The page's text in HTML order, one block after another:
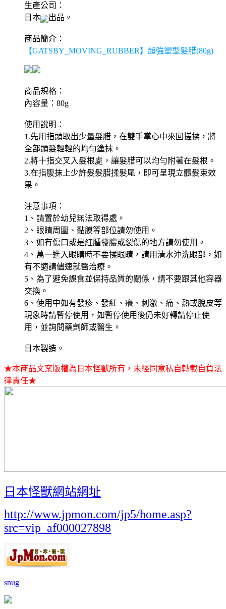
生產公司：
日本
出品。
商品簡介：
【GATSBY_MOVING_RUBBER】超強塑型髮腊(80g)
商品規格：
內容量：80g
使用說明：
1.先用指頭取出少量髮腊，在雙手掌心中來回搓揉，將
全部頭髮輕輕的均勻塗抹。
2.將十指交叉入髮根處，讓髮腊可以均勻附著在髮根。
3.在指腹抹上少許髮髮腊揉髮尾，即可呈現立體髮束效
果。
注意事項：
1、請置於幼兒無法取得處。
2、眼睛周圍、黏膜等部位請勿使用。
3、如有傷口或是紅腫發膿或裂傷的地方請勿使用。
4、萬一進入眼睛時不要揉眼睛，請用清水沖洗眼部，如
有不適請儘速就醫治療。
5、為了避免誤食並保持品質的關係，請不要跟其他容器
交換。
6、使用中如有發疹、發紅、癢、刺激、痛、熱或脫皮等
現象時請暫停使用，如暫停使用後仍未好轉請停止使
用，並詢問藥劑師或醫生。
日本製造。
★本商品文案版權為日本怪獸所有，未經同意私自轉載自負法
律責任★
日本怪獸網站網址
http://www.jpmon.com/jp5/home.asp?
src=vip_af000027898
snug